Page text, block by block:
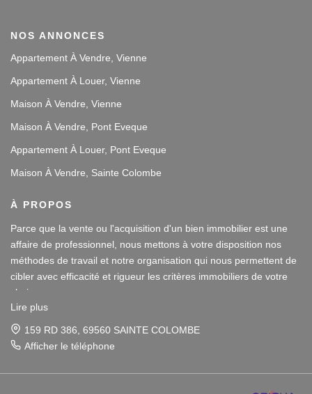
NOS ANNONCES
Appartement À Vendre, Vienne
Appartement À Louer, Vienne
Maison À Vendre, Vienne
Maison À Vendre, Pont Eveque
Appartement À Louer, Pont Eveque
Maison À Vendre, Sainte Colombe
À PROPOS
Parce que la vente ou l'acquisition d'un bien immobilier est une
affaire de professionnel, nous mettons à votre disposition nos
méthodes de travail et notre organisation qui nous permettent de
cibler avec efficacité et rigueur les critères immobiliers de votre
choix.
Notre disponibilité et notre écoute au sein de nos agences
immobilières à Vienne et Sainte Colombe les Vienne, au Sud de
et agréable afin que votre investissement reste un plaisir.
Lire plus
159 RD 386, 69560 SAINTE COLOMBE
Afficher le téléphone
affaire de professionnel, nous mettons à votre disposition nos